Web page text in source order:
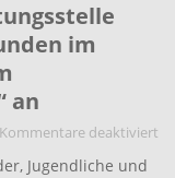
im
an
Kommentare deaktiviert
Jugendliche und